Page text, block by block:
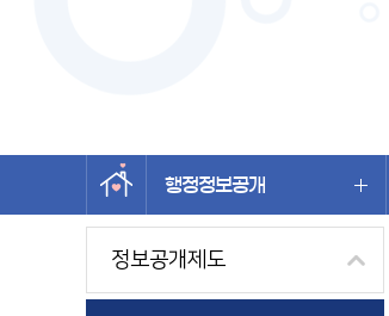
행정정보공개
왼쪽메뉴
정보공개제도